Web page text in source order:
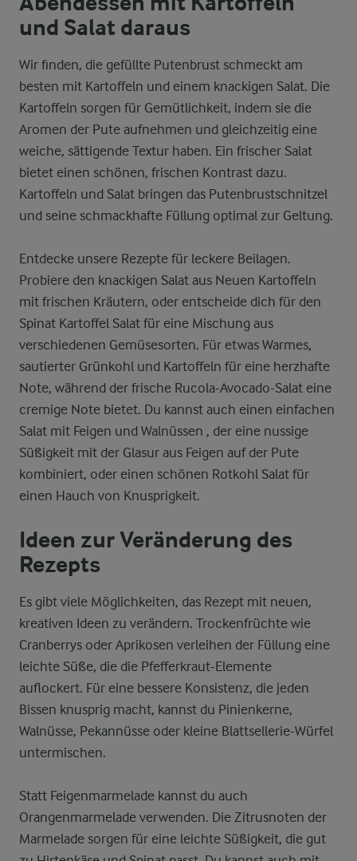
und Salat daraus
Wir finden, die gefüllte Putenbrust schmeckt am
besten mit Kartoffeln und einem knackigen Salat. Die
Kartoffeln sorgen für Gemütlichkeit, indem sie die
Aromen der Pute aufnehmen und gleichzeitig eine
weiche, sättigende Textur haben. Ein frischer Salat
bietet einen schönen, frischen Kontrast dazu.
Kartoffeln und Salat bringen das Putenbrustschnitzel
und seine schmackhafte Füllung optimal zur Geltung.
Entdecke unsere Rezepte für leckere Beilagen.
Probiere den knackigen Salat aus Neuen Kartoffeln
mit frischen Kräutern, oder entscheide dich für den
Spinat Kartoffel Salat für eine Mischung aus
verschiedenen Gemüsesorten. Für etwas Warmes,
sautierter Grünkohl und Kartoffeln für eine herzhafte
Note, während der frische Rucola-Avocado-Salat eine
cremige Note bietet. Du kannst auch einen einfachen
Salat mit Feigen und Walnüssen , der eine nussige
Süßigkeit mit der Glasur aus Feigen auf der Pute
kombiniert, oder einen schönen Rotkohl Salat für
einen Hauch von Knusprigkeit.
Ideen zur Veränderung des
Rezepts
Es gibt viele Möglichkeiten, das Rezept mit neuen,
kreativen Ideen zu verändern. Trockenfrüchte wie
Cranberrys oder Aprikosen verleihen der Füllung eine
leichte Süße, die die Pfefferkraut-Elemente
auflockert. Für eine bessere Konsistenz, die jeden
Bissen knusprig macht, kannst du Pinienkerne,
Walnüsse, Pekannüsse oder kleine Blattsellerie-Würfel
untermischen.
Statt Feigenmarmelade kannst du auch
Orangenmarmelade verwenden. Die Zitrusnoten der
Marmelade sorgen für eine leichte Süßigkeit, die gut